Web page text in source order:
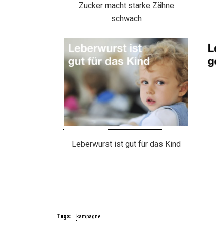
Zucker macht starke Zähne
schwach
Leberwurst ist gut für das Kind
Tags: kampagne